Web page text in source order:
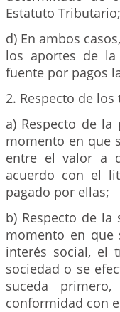
Estatuto Tributario;
d) En ambos
los aportes de
fuente por pagos
2. Respecto de
a) Respecto de
momento en que
entre el valor a
acuerdo con el
pagado por ellas;
b) Respecto de
momento en que
interés social, el
sociedad o se
suceda
conformidad con